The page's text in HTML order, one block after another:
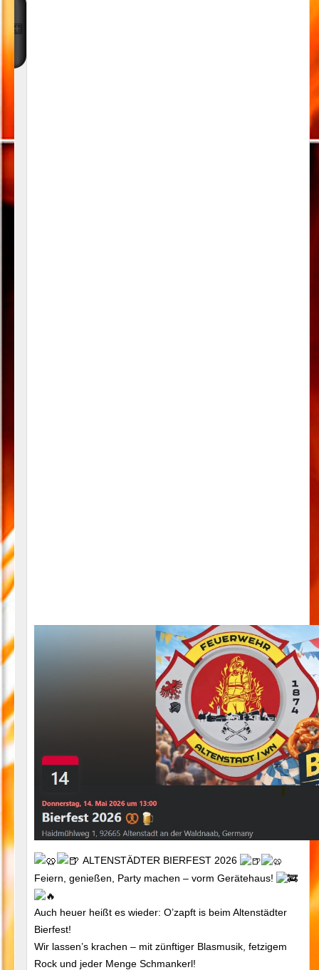
ALTENSTÄDTER BIERFEST 2026
Feiern, genießen, Party machen – vorm Gerätehaus!
Auch heuer heißt es wieder: O’zapft is beim Altenstädter
Bierfest!
Wir lassen’s krachen – mit zünftiger Blasmusik, fetzigem
Rock und jeder Menge Schmankerl!